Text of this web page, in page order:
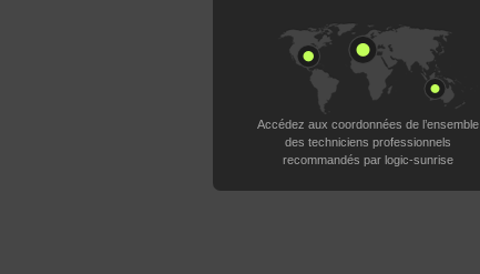
Accédez aux coordonnées de l’ensemble
des techniciens professionnels
recommandés par logic-sunrise